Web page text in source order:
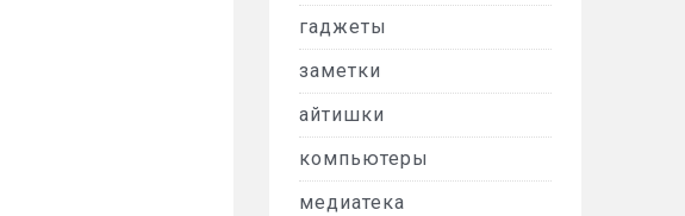
гаджеты
заметки
айтишки
компьютеры
медиатека